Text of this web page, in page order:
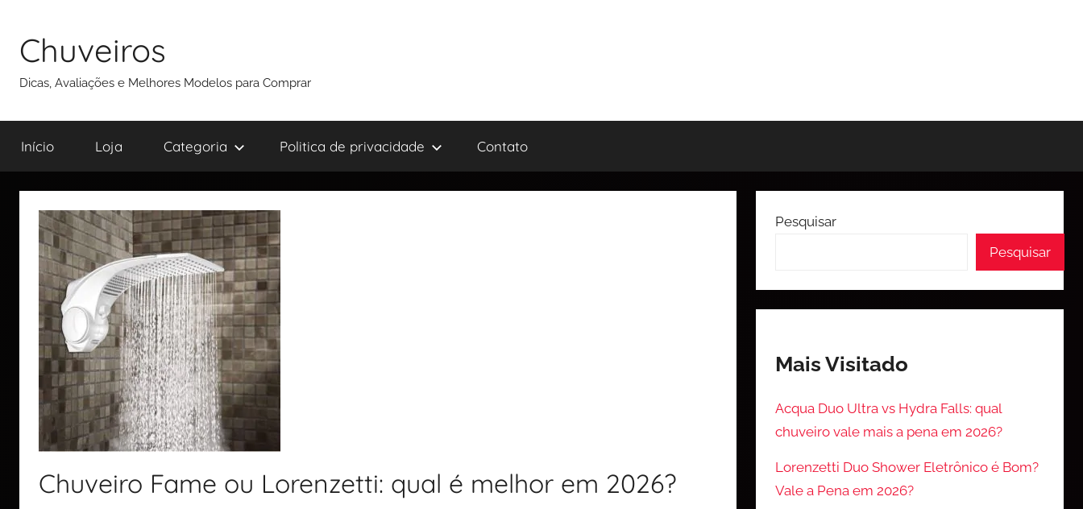
Chuveiros
Dicas, Avaliações e Melhores Modelos para Comprar
Início Loja Categoria Politica de privacidade Contato
Chuveiro Fame ou Lorenzetti: qual é melhor em 2026?
Pesquisar
Pesquisar
Mais Visitado
Acqua Duo Ultra vs Hydra Falls: qual
chuveiro vale mais a pena em 2026?
Lorenzetti Duo Shower Eletrônico é Bom?
Vale a Pena em 2026?